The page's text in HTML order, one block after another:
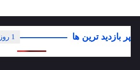
پر بازدید ترین ها 1 روز